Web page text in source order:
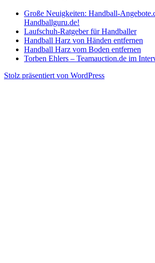
Große Neuigkeiten: Handball-
Handballguru.de!
Laufschuh-Ratgeber für Handballer
Handball Harz von Händen entfernen
Handball Harz vom Boden entfernen
Torben Ehlers – Teamauction.de im
Stolz präsentiert von WordPress